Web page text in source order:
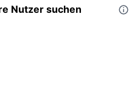
Nutzer suchen